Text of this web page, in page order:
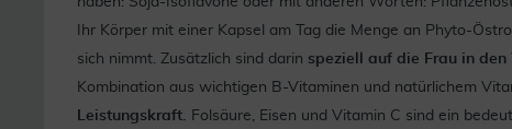
Ihr Körper mit einer Kapsel am Tag die Menge an Phyto-
sich nimmt. Zusätzlich sind darin speziell auf die Frau in
Kombination aus wichtigen B-Vitaminen und natürlichem
Leistungskraft. Folsäure, Eisen und Vitamin C sind ein